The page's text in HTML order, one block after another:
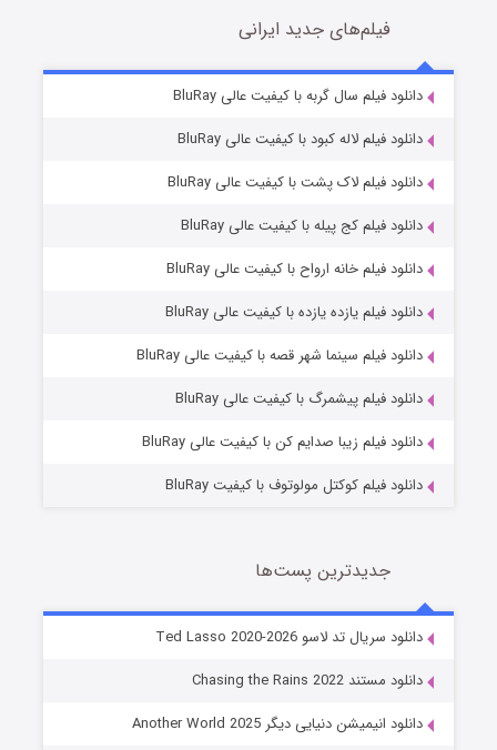
قسمت7 (زیرنویس) منتشر شد
خاندان اژدها فصل ۳
فیلم‌های جدید ایرانی
دانلود فیلم سال گربه با کیفیت عالی BluRay
دانلود فیلم لاله کبود با کیفیت عالی BluRay
دانلود فیلم لاک پشت با کیفیت عالی BluRay
دانلود فیلم کج‌ پیله با کیفیت عالی BluRay
دانلود فیلم خانه ارواح با کیفیت عالی BluRay
دانلود فیلم یازده یازده با کیفیت عالی BluRay
دانلود فیلم سینما شهر قصه با کیفیت عالی BluRay
دانلود فیلم پیشمرگ با کیفیت عالی BluRay
دانلود فیلم زیبا صدایم کن با کیفیت عالی BluRay
دانلود فیلم کوکتل مولوتوف با کیفیت BluRay
جدیدترین پست‌ها
دانلود سریال تد لاسو Ted Lasso 2020-2026
دانلود مستند Chasing the Rains 2022
دانلود انیمیشن دنیایی دیگر Another World 2025